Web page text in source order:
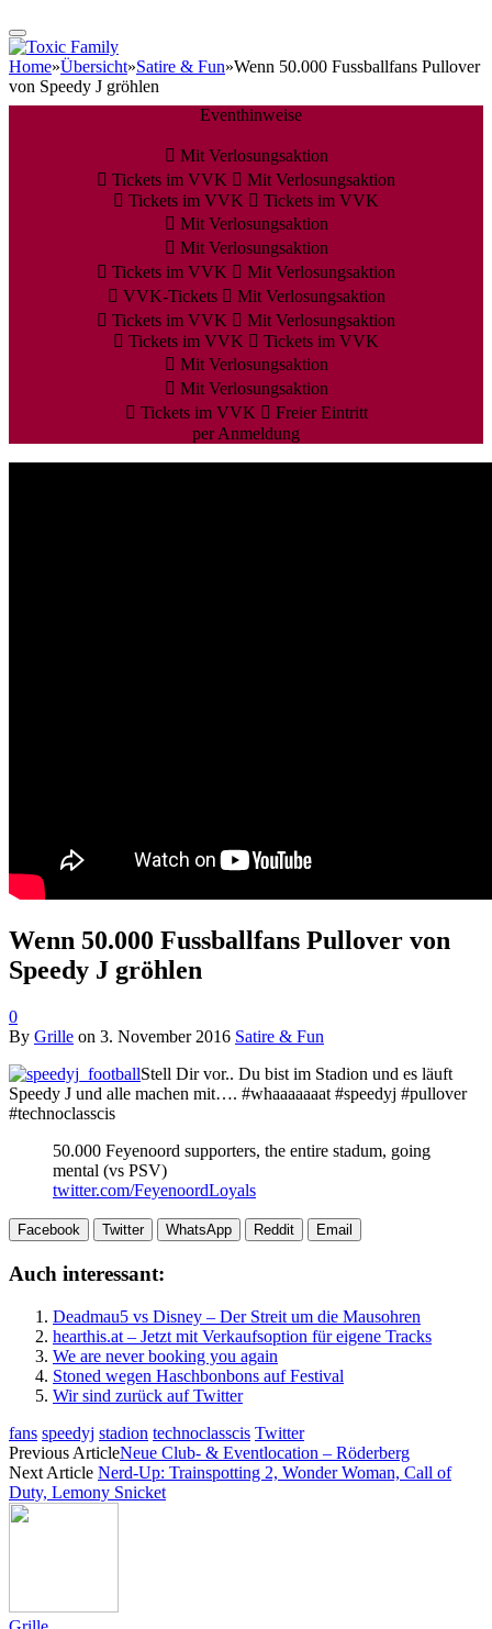
Home»Übersicht»Satire & Fun»Wenn 50.000 Fussballfans Pullover
von Speedy J gröhlen
Eventhinweise
Mit Verlosungsaktion
Tickets im VVK
Mit Verlosungsaktion
Tickets im VVK
Tickets im VVK
Mit Verlosungsaktion
Mit Verlosungsaktion
Tickets im VVK
Mit Verlosungsaktion
VVK-Tickets
Mit Verlosungsaktion
Tickets im VVK
Mit Verlosungsaktion
Tickets im VVK
Tickets im VVK
Mit Verlosungsaktion
Mit Verlosungsaktion
Tickets im VVK
Freier Eintritt
per Anmeldung
Wenn 50.000 Fussballfans Pullover von
Speedy J gröhlen
0
By Grille on 3. November 2016 Satire & Fun
Stell Dir vor.. Du bist im Stadion und es läuft
Speedy J und alle machen mit…. #whaaaaaaat #speedyj #pullover
#technoclasscis
50.000 Feyenoord supporters, the entire stadum, going
mental (vs PSV)
twitter.com/FeyenoordLoyals
Facebook Twitter WhatsApp Reddit Email
Auch interessant:
Deadmau5 vs Disney – Der Streit um die Mausohren
hearthis.at – Jetzt mit Verkaufsoption für eigene Tracks
We are never booking you again
Stoned wegen Haschbonbons auf Festival
Wir sind zurück auf Twitter
fans speedyj stadion technoclasscis Twitter
Previous ArticleNeue Club- & Eventlocation – Röderberg
Next Article Nerd-Up: Trainspotting 2, Wonder Woman, Call of
Duty, Lemony Snicket